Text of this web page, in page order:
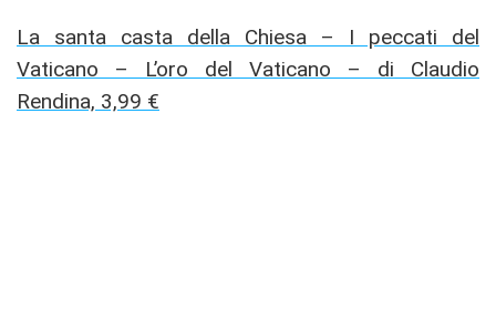
La santa casta della Chiesa – I peccati del
Vaticano – L’oro del Vaticano – di Claudio
Rendina, 3,99 €